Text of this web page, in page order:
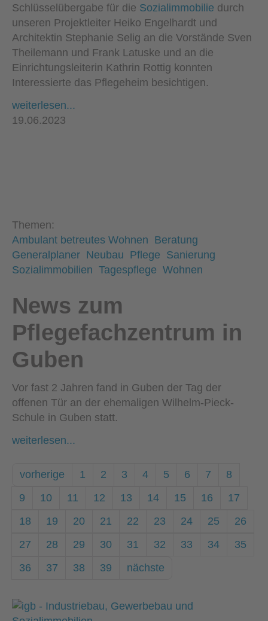
Schlüsselübergabe für die Sozialimmobilie durch
unseren Projektleiter Heiko Engelhardt und
Architektin Stephanie Selig an die Vorstände Sven
Theilemann und Frank Latuske und an die
Einrichtungsleiterin Kathrin Rottig konnten
Interessierte das Pflegeheim besichtigen.
weiterlesen...
19.06.2023
Themen:
Ambulant betreutes Wohnen Beratung
Generalplaner Neubau Pflege Sanierung
Sozialimmobilien Tagespflege Wohnen
News zum
Pflegefachzentrum in
Guben
Vor fast 2 Jahren fand in Guben der Tag der
offenen Tür an der ehemaligen Wilhelm-Pieck-
Schule in Guben statt.
weiterlesen...
vorherige 1 2 3 4 5 6 7
8
9
10 11 12 13 14 15 16
17
18
19 20 21 22 23 24 25
26
27
28 29 30 31 32 33 34
35
36
37 38 39 nächste